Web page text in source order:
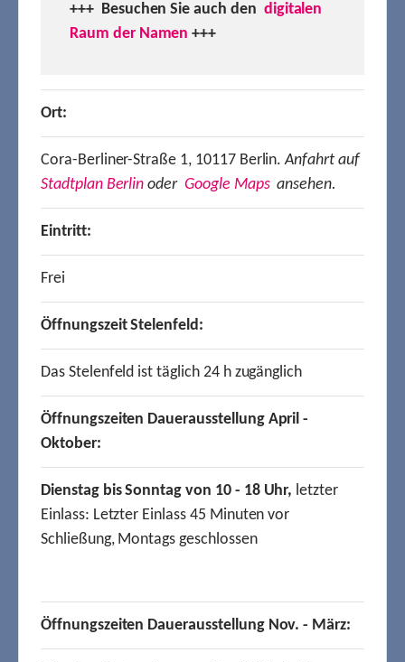
+++ Besuchen Sie auch den digitalen
Raum der Namen +++
Ort:
Cora-Berliner-Straße 1, 10117 Berlin.Anfahrt auf
Stadtplan Berlin oder Google Mapsansehen.
Eintritt:
Frei
Öffnungszeit Stelenfeld:
Das Stelenfeld ist täglich 24 h zugänglich
Öffnungszeiten Dauerausstellung April -
Oktober:
Dienstag bis Sonntag von 10 - 18 Uhr, letzter
Einlass: Letzter Einlass 45 Minuten vor
Schließung, Montags geschlossen
Öffnungszeiten Dauerausstellung Nov. - März: